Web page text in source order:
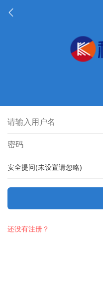
安全提问(未设置请忽略)
还没有注册？